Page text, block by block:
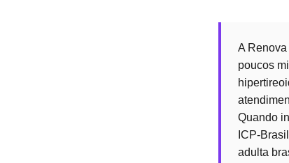
A
poucos
Quando
ICP-
adulta